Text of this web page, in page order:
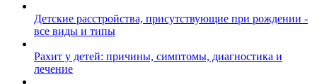
Детские расстройства, присутствующие при рождении -
все виды и типы
Рахит у детей: причины, симптомы, диагностика и
лечение